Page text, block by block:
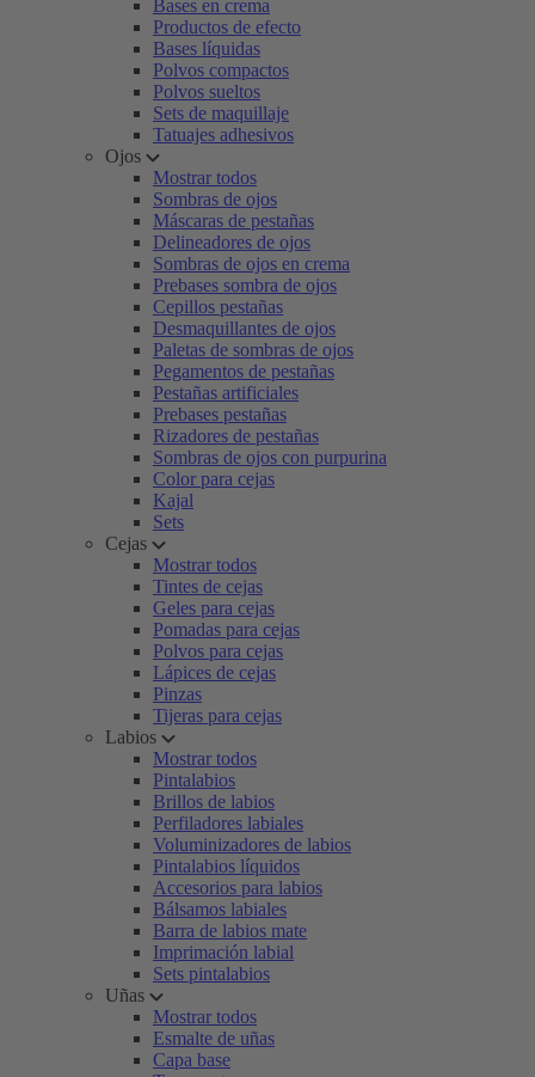
Bases en crema
Productos de efecto
Bases líquidas
Polvos compactos
Polvos sueltos
Sets de maquillaje
Tatuajes adhesivos
Ojos
Mostrar todos
Sombras de ojos
Máscaras de pestañas
Delineadores de ojos
Sombras de ojos en crema
Prebases sombra de ojos
Cepillos pestañas
Desmaquillantes de ojos
Paletas de sombras de ojos
Pegamentos de pestañas
Pestañas artificiales
Prebases pestañas
Rizadores de pestañas
Sombras de ojos con purpurina
Color para cejas
Kajal
Sets
Cejas
Mostrar todos
Tintes de cejas
Geles para cejas
Pomadas para cejas
Polvos para cejas
Lápices de cejas
Pinzas
Tijeras para cejas
Labios
Mostrar todos
Pintalabios
Brillos de labios
Perfiladores labiales
Voluminizadores de labios
Pintalabios líquidos
Accesorios para labios
Bálsamos labiales
Barra de labios mate
Imprimación labial
Sets pintalabios
Uñas
Mostrar todos
Esmalte de uñas
Capa base